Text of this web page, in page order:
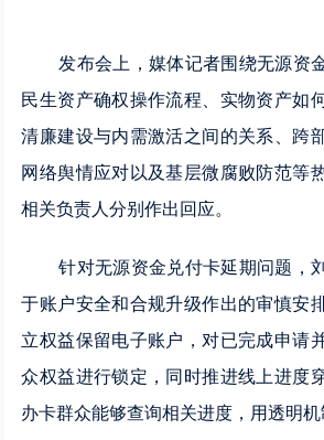
发布会上，媒体记者围绕无源资
民生资产确权操作流程、实物资产如
清廉建设与内需激活之间的关系、跨
网络舆情应对以及基层微腐败防范等
相关负责人分别作出回应。
针对无源资金兑付卡延期问题，
于账户安全和合规升级作出的审慎安
立权益保留电子账户，对已完成申请
众权益进行锁定，同时推进线上进度
办卡群众能够查询相关进度，用透明机